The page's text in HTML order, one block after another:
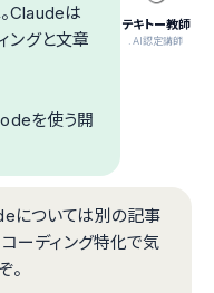
テキトー教師
.AI認定講師
Claudeは
ングと文章
を使う開
については別の記事
コーディング特化で気
。